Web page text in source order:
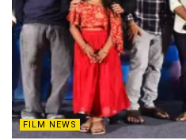
FILM NEWS